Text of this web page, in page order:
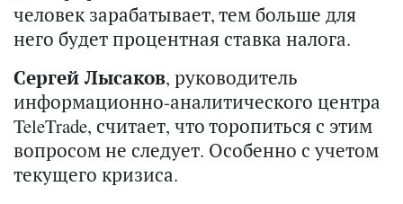
человек зарабатывает, тем больше для
него будет процентная ставка налога.
Сергей Лысаков, руководитель
информационно-аналитического центра
TeleTrade, считает, что торопиться с этим
вопросом не следует. Особенно с учетом
текущего кризиса.